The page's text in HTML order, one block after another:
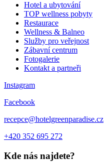
Hotel a ubytování
TOP wellness pobyty
Restaurace
Wellness & Balneo
Služby pro veřejnost
Zábavní centrum
Fotogalerie
Kontakt a partneři
Instagram
Facebook
recepce@hotelgreenparadise.cz
+420 352 695 272
Kde nás najdete?